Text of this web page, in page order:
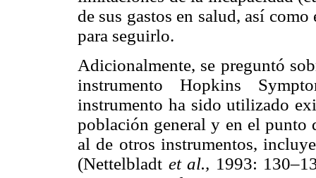
de sus gastos en salud, así
para seguirlo.
Adicionalmente, se preguntó
instrumento Hopkins
instrumento ha sido utilizado
población general y en el punto
al de otros instrumentos,
(Nettelbladt et al., 1993: